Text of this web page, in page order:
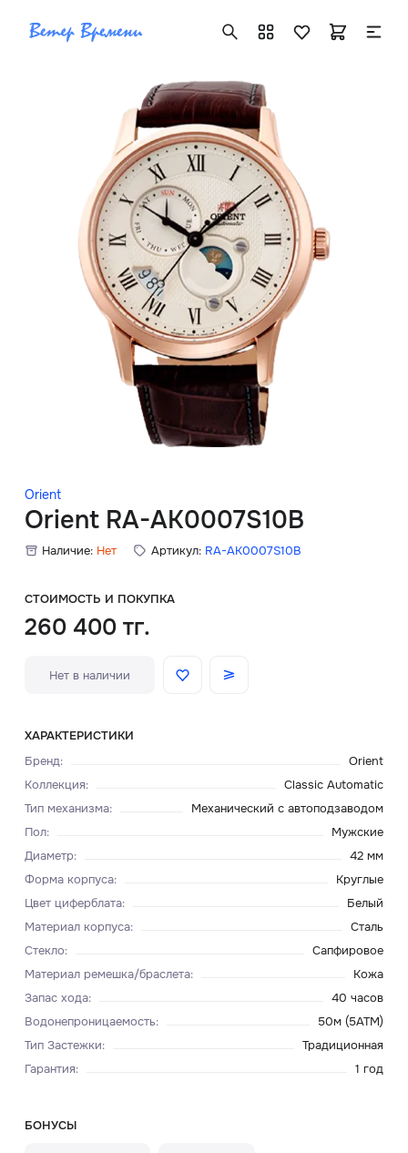
Orient
Orient RA-AK0007S10B
Наличие: Нет Артикул: RA-AK0007S10B
СТОИМОСТЬ И ПОКУПКА
260 400 тг.
Нет в наличии
ХАРАКТЕРИСТИКИ
Бренд:
Orient
Коллекция:
Classic Automatic
Тип механизма:
Механический с автоподзаводом
Пол:
Мужские
Диаметр:
42 мм
Форма корпуса:
Круглые
Цвет циферблата:
Белый
Материал корпуса:
Сталь
Стекло:
Сапфировое
Материал ремешка/браслета:
Кожа
Запас хода:
40 часов
Водонепроницаемость:
50м (5ATM)
Тип Застежки:
Традиционная
Гарантия: 1 год
БОНУСЫ
+7 ( 705 ) 181-42-50
info@vetervremeni.kz
Авторизация
Каталог
Мужские часы
Женские часы
Скидки
Главная
О нас
Доставка и оплата